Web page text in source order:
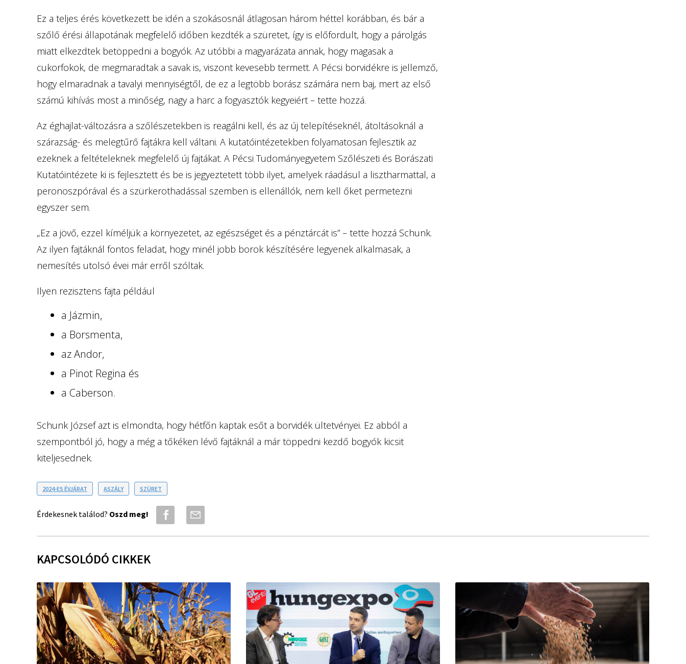
Ez a teljes érés következett be idén a szokásosnál átlagosan három héttel korábban, és bár a
szőlő érési állapotának megfelelő időben kezdték a szüretet, így is előfordult, hogy a párolgás
miatt elkezdtek betöppedni a bogyók. Az utóbbi a magyarázata annak, hogy magasak a
cukorfokok, de megmaradtak a savak is, viszont kevesebb termett. A Pécsi borvidékre is jellemző,
hogy elmaradnak a tavalyi mennyiségtől, de ez a legtöbb borász számára nem baj, mert az első
számú kihívás most a minőség, nagy a harc a fogyasztók kegyeiért – tette hozzá.
Az éghajlat-változásra a szőlészetekben is reagálni kell, és az új telepítéseknél, átoltásoknál a
szárazság- és melegtűrő fajtákra kell váltani. A kutatóintézetekben folyamatosan fejlesztik az
ezeknek a feltételeknek megfelelő új fajtákat. A Pécsi Tudományegyetem Szőlészeti és Borászati
Kutatóintézete ki is fejlesztett és be is jegyeztetett több ilyet, amelyek ráadásul a lisztharmattal, a
peronoszpórával és a szürkerothadással szemben is ellenállók, nem kell őket permetezni
egyszer sem.
„Ez a jövő, ezzel kíméljük a környezetet, az egészséget és a pénztárcát is” – tette hozzá Schunk.
Az ilyen fajtáknál fontos feladat, hogy minél jobb borok készítésére legyenek alkalmasak, a
nemesítés utolsó évei már erről szóltak.
Ilyen rezisztens fajta például
a Jázmin,
a Borsmenta,
az Andor,
a Pinot Regina és
a Caberson.
Schunk József azt is elmondta, hogy hétfőn kaptak esőt a borvidék ültetvényei. Ez abból a
szempontból jó, hogy a még a tőkéken lévő fajtáknál a már töppedni kezdő bogyók kicsit
kiteljesednek.
2024-ES ÉVJÁRAT ASZÁLY SZÜRET
Érdekesnek találod? Oszd meg!
KAPCSOLÓDÓ CIKKEK